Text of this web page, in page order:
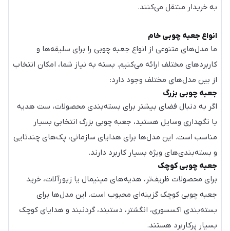
به خریدار منتقل می‌کنند.
انواع جعبه چوبی خام
ما مدل‌های متنوعی از انواع جعبه چوبی را برای سلیقه‌ها و
کاربردهای مختلف ارائه می‌کنیم. بسته به نیاز شما، امکان انتخاب
از بین مدل‌های مختلف وجود دارد:
جعبه چوبی بزرگ
اگر به دنبال فضای بیشتر برای بسته‌بندی محصولات، ست هدیه
یا نگهداری وسایل هستید، جعبه چوبی بزرگ انتخابی بسیار
مناسب است. این مدل‌ها برای هدایای سازمانی، پک‌های چندتایی
و بسته‌بندی‌های ویژه بسیار کاربرد دارند.
جعبه چوبی کوچک
برای محصولات ظریف‌تر، هدیه‌های مینیمال یا زیورآلات، خرید
جعبه چوبی کوچک گزینه‌ای محبوب است. این مدل‌ها برای
بسته‌بندی اکسسوری، انگشتر، دستبند، گردنبند و هدایای کوچک
بسیار پرکاربرد هستند.